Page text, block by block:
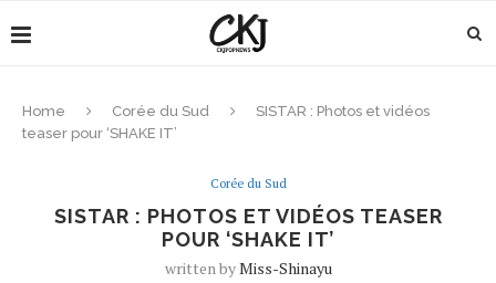
Home Corée du Sud
SISTAR : Photos et vidéos
teaser pour ‘SHAKE IT’
Corée du Sud
SISTAR : PHOTOS ET VIDÉOS TEASER
POUR ‘SHAKE IT’
written byMiss-Shinayu